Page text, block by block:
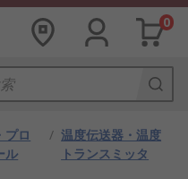
0
プロ
ル
/ 温度伝送器・温度
トランスミッタ